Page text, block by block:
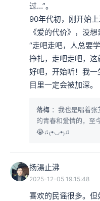
过…”。
90年代初，刚开始
《爱的代价》，没
“走吧走吧，人总要
挣扎，走吧走吧，这
好吧，开始听！我
目里一定会被加深。
落梅 ：我也是唱着张
的青春和爱情的，至
😭♫₍•◡•₎♫
扬湯止沸
2025-12-05 19:15:48
喜欢的民谣很多。